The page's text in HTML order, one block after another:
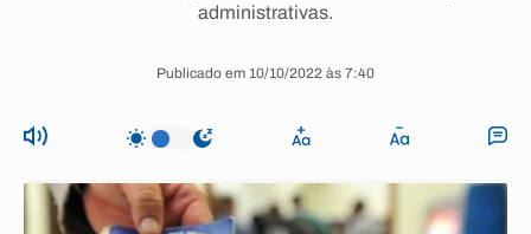
administrativas.
Publicado em 10/10/2022 às 7:40